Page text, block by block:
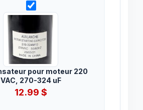
pour moteur 220
VAC, 270-324 uF
12.99 $